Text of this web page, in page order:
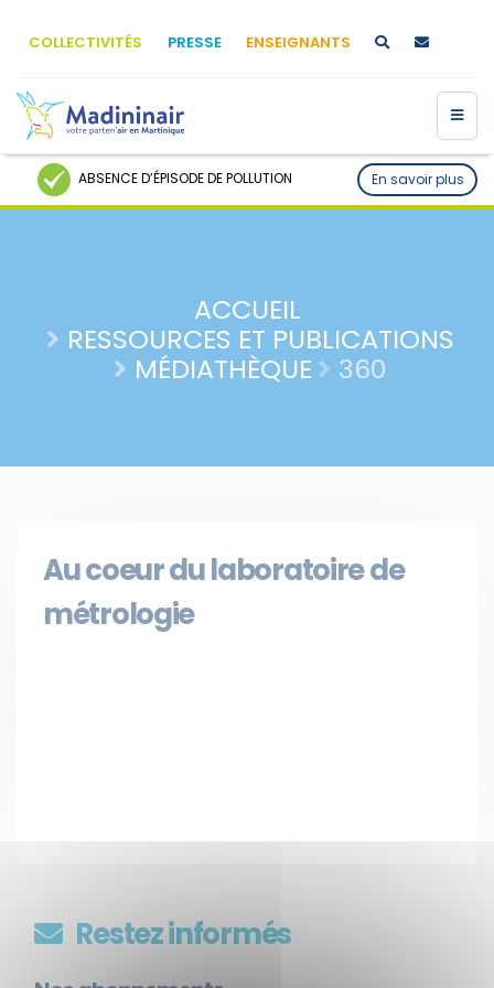
COLLECTIVITÉS PRESSE ENSEIGNANTS
ABSENCE D’ÉPISODE DE POLLUTION En savoir plus
ACCUEIL
RESSOURCES ET PUBLICATIONS
MÉDIATHÈQUE
360
Au coeur du laboratoire de
métrologie
Restez informés